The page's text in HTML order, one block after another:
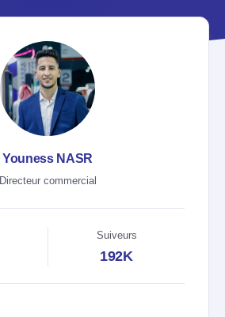
Youness NASR
Directeur commercial
Suiveurs
192K